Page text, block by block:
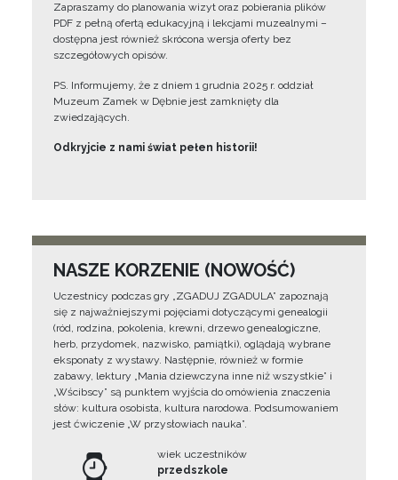
Zapraszamy do planowania wizyt oraz pobierania plików
PDF z pełną ofertą edukacyjną i lekcjami muzealnymi –
dostępna jest również skrócona wersja oferty bez
szczegółowych opisów.
PS. Informujemy, że z dniem 1 grudnia 2025 r. oddział
Muzeum Zamek w Dębnie jest zamknięty dla
zwiedzających.
Odkryjcie z nami świat pełen historii!
NASZE KORZENIE (NOWOŚĆ)
Uczestnicy podczas gry „ZGADUJ ZGADULA” zapoznają
się z najważniejszymi pojęciami dotyczącymi genealogii
(ród, rodzina, pokolenia, krewni, drzewo genealogiczne,
herb, przydomek, nazwisko, pamiątki), oglądają wybrane
eksponaty z wystawy. Następnie, również w formie
zabawy, lektury „Mania dziewczyna inne niż wszystkie” i
„Wścibscy” są punktem wyjścia do omówienia znaczenia
słów: kultura osobista, kultura narodowa. Podsumowaniem
jest ćwiczenie „W przysłowiach nauka”.
wiek uczestników
przedszkole